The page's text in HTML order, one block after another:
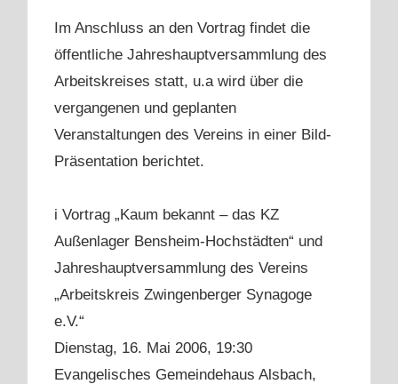
Im Anschluss an den Vortrag findet die
öffentliche Jahreshauptversammlung des
Arbeitskreises statt, u.a wird über die
vergangenen und geplanten
Veranstaltungen des Vereins in einer Bild-
Präsentation berichtet.
i Vortrag „Kaum bekannt – das KZ
Außenlager Bensheim-Hochstädten“ und
Jahreshauptversammlung des Vereins
„Arbeitskreis Zwingenberger Synagoge
e.V.“
Dienstag, 16. Mai 2006, 19:30
Evangelisches Gemeindehaus Alsbach,